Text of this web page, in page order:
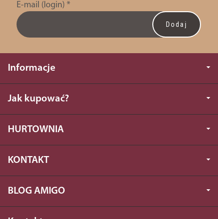
E-mail (login) *
Informacje
Jak kupować?
HURTOWNIA
KONTAKT
BLOG AMIGO